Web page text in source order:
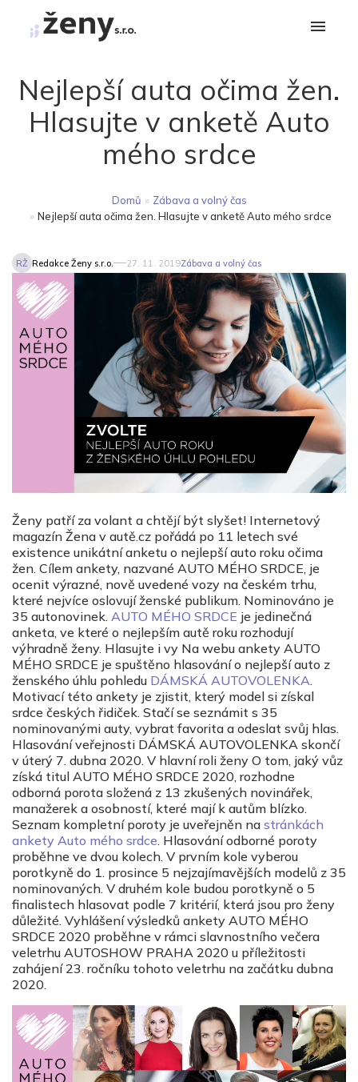
Nejlepší auta očima žen.
Hlasujte v anketě Auto
mého srdce
Domů » Zábava a volný čas
» Nejlepší auta očima žen. Hlasujte v anketě Auto mého srdce
RŽ Redakce Ženy s.r.o. 27. 11. 2019Zábava a volný čas
Ženy patří za volant a chtějí být slyšet! Internetový
magazín Žena v autě.cz pořádá po 11 letech své
existence unikátní anketu o nejlepší auto roku očima
žen. Cílem ankety, nazvané AUTO MÉHO SRDCE, je
ocenit výrazné, nově uvedené vozy na českém trhu,
které nejvíce oslovují ženské publikum. Nominováno je
35 autonovinek. AUTO MÉHO SRDCE je jedinečná
anketa, ve které o nejlepším autě roku rozhodují
výhradně ženy. Hlasujte i vy Na webu ankety AUTO
MÉHO SRDCE je spuštěno hlasování o nejlepší auto z
ženského úhlu pohledu DÁMSKÁ AUTOVOLENKA.
Motivací této ankety je zjistit, který model si získal
srdce českých řidiček. Stačí se seznámit s 35
nominovanými auty, vybrat favorita a odeslat svůj hlas.
Hlasování veřejnosti DÁMSKÁ AUTOVOLENKA skončí
v úterý 7. dubna 2020. V hlavní roli ženy O tom, jaký vůz
získá titul AUTO MÉHO SRDCE 2020, rozhodne
odborná porota složená z 13 zkušených novinářek,
manažerek a osobností, které mají k autům blízko.
Seznam kompletní poroty je uveřejněn na stránkách
ankety Auto mého srdce. Hlasování odborné poroty
proběhne ve dvou kolech. V prvním kole vyberou
porotkyně do 1. prosince 5 nejzajímavějších modelů z 35
nominovaných. V druhém kole budou porotkyně o 5
finalistech hlasovat podle 7 kritérií, která jsou pro ženy
důležité. Vyhlášení výsledků ankety AUTO MÉHO
SRDCE 2020 proběhne v rámci slavnostního večera
veletrhu AUTOSHOW PRAHA 2020 u příležitosti
zahájení 23. ročníku tohoto veletrhu na začátku dubna
2020.